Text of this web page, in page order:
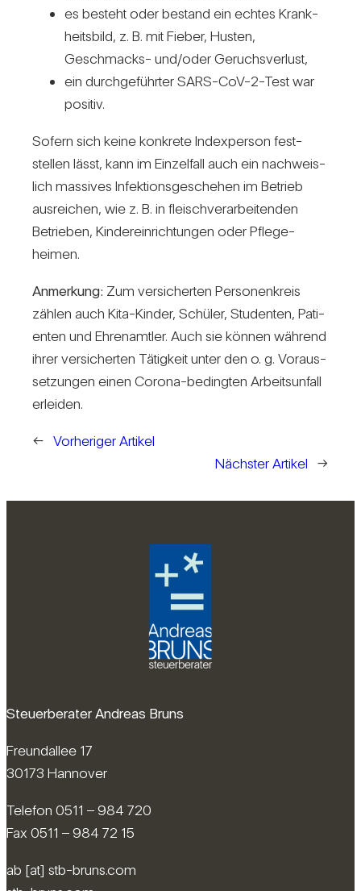
es besteht oder bestand ein echtes Krank­
heits­bild, z. B. mit Fieber, Husten,
Geschmacks- und/​oder Geruchs­ver­lust,
ein durch­ge­führter SARS-CoV-2-Test war
positiv.
Sofern sich keine kon­krete Index­person fest­
stellen lässt, kann im Ein­zel­fall auch ein nach­weis­
lich mas­sives Infek­ti­ons­ge­schehen im Betrieb
aus­rei­chen, wie z. B. in fleisch­ver­ar­bei­tenden
Betrieben, Kin­der­ein­rich­tungen oder Pfle­ge­
heimen.
Anmer­kung: Zum ver­si­cherten Per­so­nen­kreis
zählen auch Kita-Kinder, Schüler, Stu­denten, Pati­
enten und Ehren­amtler. Auch sie können wäh­rend
ihrer ver­si­cherten Tätig­keit unter den o. g. Vor­aus­
set­zungen einen Corona-bedingten Arbeits­un­fall
erleiden.
← Vorheriger Artikel
Nächster Artikel
→
Steuerberater Andreas Bruns
Freundallee 17
30173 Hannover
Telefon 0511 – 984 720
Fax 0511 – 984 72 15
ab [at] stb-bruns.com